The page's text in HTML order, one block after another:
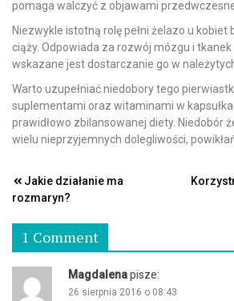
pomaga walczyć z objawami
Niezwykle istotną rolę pełni żelazo u kobiet
ciąży. Odpowiada za rozwój mózgu i tkanek
wskazane jest dostarczanie go w
Warto uzupełniać niedobory tego
suplementami oraz witaminami w
prawidłowo zbilansowanej diety. Niedobór
wielu nieprzyjemnych dolegliwości,
Nawigacja
wpisu
Jakie działanie ma
rozmaryn?
1 Comment
Magdalenapisze:
26 sierpnia 2016 o 08:43